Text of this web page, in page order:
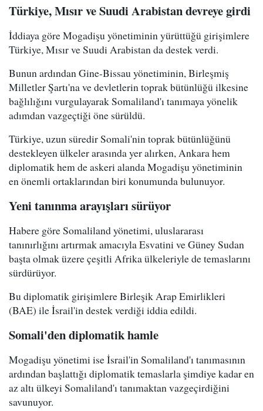
Türkiye, Mısır ve Suudi Arabistan devreye girdi
İddiaya göre Mogadişu yönetiminin yürüttüğü girişimlere
Türkiye, Mısır ve Suudi Arabistan da destek verdi.
Bunun ardından Gine-Bissau yönetiminin, Birleşmiş
Milletler Şartı'na ve devletlerin toprak bütünlüğü ilkesine
bağlılığını vurgulayarak Somaliland'ı tanımaya yönelik
adımdan vazgeçtiği öne sürüldü.
Türkiye, uzun süredir Somali'nin toprak bütünlüğünü
destekleyen ülkeler arasında yer alırken, Ankara hem
diplomatik hem de askeri alanda Mogadişu yönetiminin
en önemli ortaklarından biri konumunda bulunuyor.
Yeni tanınma arayışları sürüyor
Habere göre Somaliland yönetimi, uluslararası
tanınırlığını artırmak amacıyla Esvatini ve Güney Sudan
başta olmak üzere çeşitli Afrika ülkeleriyle de temaslarını
sürdürüyor.
Bu diplomatik girişimlere Birleşik Arap Emirlikleri
(BAE) ile İsrail'in destek verdiği iddia edildi.
Somali'den diplomatik hamle
Mogadişu yönetimi ise İsrail'in Somaliland'ı tanımasının
ardından başlattığı diplomatik temaslarla şimdiye kadar en
az altı ülkeyi Somaliland'ı tanımaktan vazgeçirdiğini
savunuyor.